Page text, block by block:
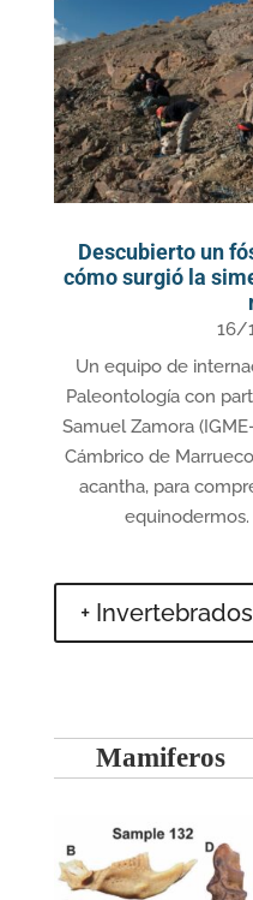
Descubierto un
cómo surgió la
16/
Un equipo de
Paleontología con
Samuel Zamora
Cámbrico de
acantha, para
equinodermos.
+ Invertebrados
Mamiferos